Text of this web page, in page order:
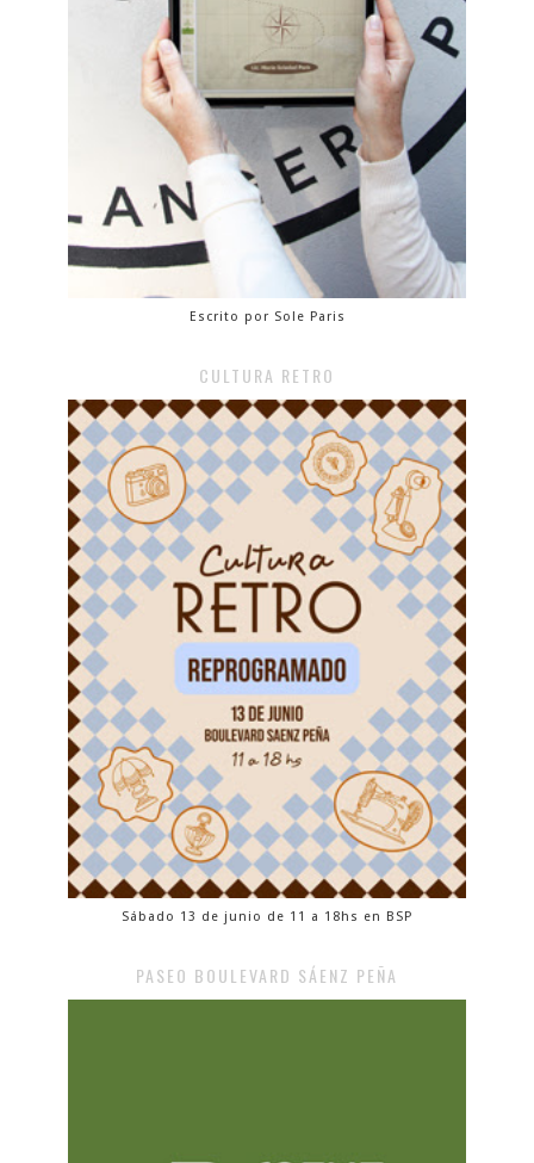
Escrito por Sole Paris
CULTURA RETRO
Sábado 13 de junio de 11 a 18hs en BSP
PASEO BOULEVARD SÁENZ PEÑA